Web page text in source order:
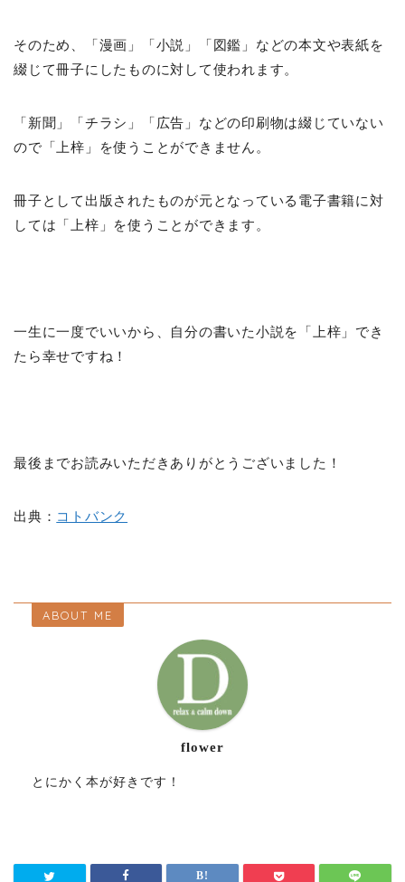
そのため、「漫画」「小説」「図鑑」などの本文や表紙を
綴じて冊子にしたものに対して使われます。
「新聞」「チラシ」「広告」などの印刷物は綴じていない
ので「上梓」を使うことができません。
冊子として出版されたものが元となっている電子書籍に対
しては「上梓」を使うことができます。
一生に一度でいいから、自分の書いた小説を「上梓」でき
たら幸せですね！
最後までお読みいただきありがとうございました！
出典： コトバンク
ABOUT ME
flower
とにかく本が好きです！